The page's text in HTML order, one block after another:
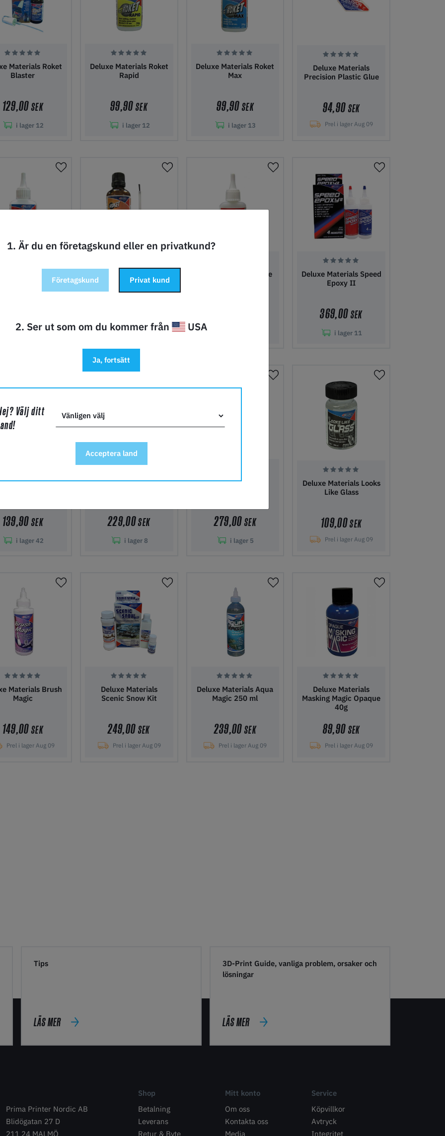
Materials Roket
Blaster
129,00SEK
i lager12
Deluxe Materials Roket
Rapid
99,90SEK
i lager12
Deluxe Materials Roket
Max
99,90SEK
i lager 13
Deluxe Materials
Precision Plastic Glue
94,90SEK
Prel i lager Aug 09
i lager16
Stick
i lager5
Lägg i kundvagn
Deluxe Materials Glue
Deluxe Materials Speed
Epoxy II
369,00SEK
i lager 11
Materials Liquid
139,90SEK
i lager42
Deluxe Materials Aero
229,00SEK
i lager8
Deluxe Materials
279,00SEK
i lager 5
Deluxe Materials Looks
Like Glass
109,00SEK
Prel i lager Aug 09
Materials Brush
Magic
149,00SEK
Prel i lager Aug 09
Deluxe Materials
Scenic Snow Kit
249,00SEK
Prel i lager Aug 09
Deluxe Materials Aqua
Magic 250 ml
239,00SEK
Prel i lager Aug 09
Deluxe Materials
Masking Magic Opaque
40g
89,90SEK
Prel i lager Aug 09
Tips
LÄS MER
3D-Print Guide, vanliga problem, orsaker och
lösningar
LÄS MER
Prima Printer Nordic AB
Blidögatan 27 D
211 24 MALMÖ
Shop
Betalning
Leverans
Retur & Byte
Mitt konto
Om oss
Kontakta oss
Media
Service
Köpvillkor
Avtryck
Integritet
1. Är du en företagskund eller en privatkund?
Företagskund Privat kund
2. Ser ut som om du kommer från USA
Ja, fortsätt
Välj ditt
Acceptera land